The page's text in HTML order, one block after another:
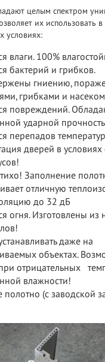
целым спектром
их использовать
условиях:
влаги. 100%
бактерий и грибков.
гниению,
грибками и
повреждений.
ударной
перепадов
дверей в
Заполнение
отличную
до 32 дБ
огня. Изготовлены из
даже на
объектах.
отрицательных
влажности!
полотно (с заводской